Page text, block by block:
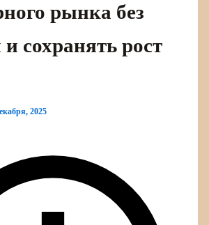
рынка без
сохранять рост
2025